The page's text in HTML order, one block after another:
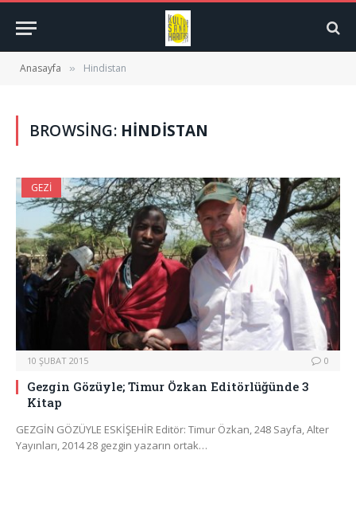
Anasayfa » Hindistan
BROWSING: HINDISTAN
GEZI
10 ŞUBAT 2015 0
Gezgin Gözüyle; Timur Özkan Editörlüğünde 3
Kitap
GEZGİN GÖZÜYLE ESKİŞEHİR Editör: Timur Özkan, 248 Sayfa, Alter
Yayınları, 2014 28 gezgin yazarın ortak…